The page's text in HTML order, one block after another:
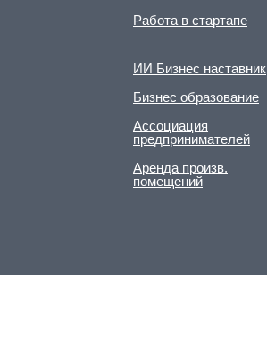
Работа в стартапе
ИИ Бизнес наставник
Бизнес образование
Ассоциация
предпринимателей
Аренда произв.
помещений